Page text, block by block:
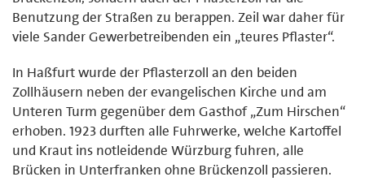
Benutzung der Straßen zu berappen. Zeil war daher für
viele Sander Gewerbetreibenden ein „teures Pflaster“.
In Haßfurt wurde der Pflasterzoll an den beiden
Zollhäusern neben der evangelischen Kirche und am
Unteren Turm gegenüber dem Gasthof „Zum Hirschen“
erhoben. 1923 durften alle Fuhrwerke, welche Kartoffel
und Kraut ins notleidende Würzburg fuhren, alle
Brücken in Unterfranken ohne Brückenzoll passieren.